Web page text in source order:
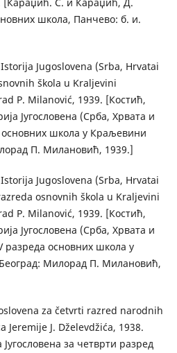
[Караџић. С. и Караџић, Д.
школа, Панчево: б. и.
Jugoslovena (Srba, Hrvatai
škola u Kraljevini
P. Milanović, 1939. [Костић,
Југословена (Срба, Хрвата и
школа у Краљевини
П. Милановић, 1939.]
Jugoslovena (Srba, Hrvatai
osnovnih škola u Kraljevini
P. Milanović, 1939. [Костић,
Југословена (Срба, Хрвата и
разреда основних школа у
Милорад П. Милановић,
za četvrti razred narodnih
Jeremije J. Dželevdžića, 1938.
за четврти разред